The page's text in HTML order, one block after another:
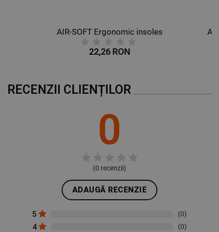
AIR-SOFT Ergonomic insoles
22,26 RON
RECENZII CLIENȚILOR
0
(0 recenzii)
ADAUGĂ RECENZIE
5 (0)
4 (0)